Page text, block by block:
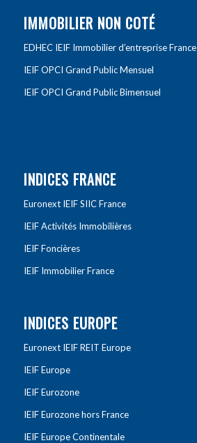
IMMOBILIER NON COTÉ
EDHEC IEIF Immobilier d’entreprise France
IEIF OPCI Grand Public Mensuel
IEIF OPCI Grand Public Bimensuel
INDICES FRANCE
Euronext IEIF SIIC France
IEIF Activités Immobilières
IEIF Foncières
IEIF Immobilier France
INDICES EUROPE
Euronext IEIF REIT Europe
IEIF Europe
IEIF Eurozone
IEIF Eurozone hors France
IEIF Europe Continentale